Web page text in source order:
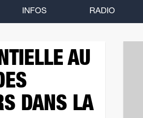
INFOS RADIO
AU
DANS LA